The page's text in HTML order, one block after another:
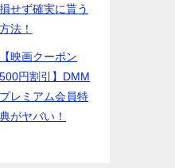
損せず確実に貰う
方法！
【映画クーポン
500円割引】DMM
プレミアム会員特
典がヤバい！